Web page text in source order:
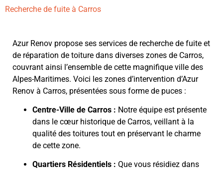
Recherche de fuite à Carros
Azur Renov propose ses services de recherche de fuite et
de réparation de toiture dans diverses zones de Carros,
couvrant ainsi l’ensemble de cette magnifique ville des
Alpes-Maritimes. Voici les zones d’intervention d’Azur
Renov à Carros, présentées sous forme de puces :
Centre-Ville de Carros : Notre équipe est présente
dans le cœur historique de Carros, veillant à la
qualité des toitures tout en préservant le charme
de cette zone.
Quartiers Résidentiels : Que vous résidiez dans